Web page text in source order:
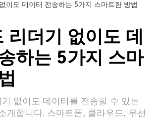
이도 데이터 전송하는 5가지 스마트한 방법
리더기 없이도 데
하는 5가지 스마
없이도 데이터를 전송할 수 있는
개합니다. 스마트폰, 클라우드, 무선